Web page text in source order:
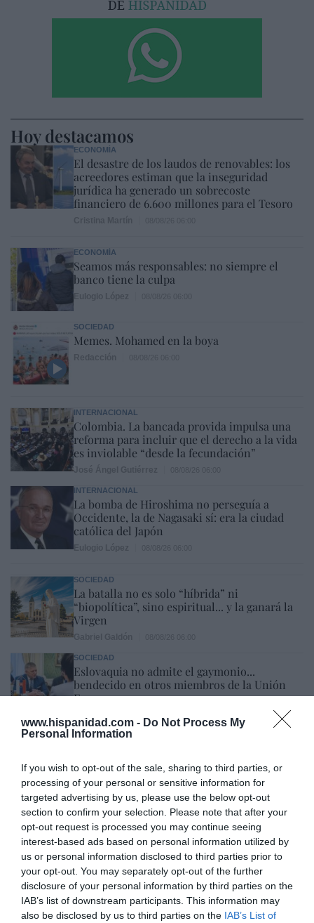
www.hispanidad.com - Do Not Process My
Personal Information
If you wish to opt-out of the sale, sharing to third parties, or
processing of your personal or sensitive information for
targeted advertising by us, please use the below opt-out
section to confirm your selection. Please note that after your
opt-out request is processed you may continue seeing
interest-based ads based on personal information utilized by
us or personal information disclosed to third parties prior to
your opt-out. You may separately opt-out of the further
disclosure of your personal information by third parties on the
IAB’s list of downstream participants. This information may
also be disclosed by us to third parties on the IAB’s List of
Hoy destacamos
ECONOMÍA
El desastre de los laudos de renovables: los
acreedores estiman que la inseguridad
jurídica ha generado un sobrecoste
financiero de 6.600 millones para el Tesoro
ECONOMÍA
Seamos más responsables: no siempre el
banco tiene la culpa
SOCIEDAD
Memes. Mohamed en la boya
INTERNACIONAL
Colombia. La bancada provida impulsa una
reforma para incluir que el derecho a la vida
es inviolable “desde la fecundación”
INTERNACIONAL
La bomba de Hiroshima no perseguía a
Occidente, la de Nagasaki sí: era la ciudad
católica del Japón
SOCIEDAD
La batalla no es solo “híbrida” ni
“biopolítica”, sino espiritual... y la ganará la
Virgen
SOCIEDAD
Eslovaquia no admite el gaymonio...
bendecido en otros miembros de la Unión
Europea
Marcelo Gullo: “El trabajo de desmitificar la
historia, de poner la verdadera, de
desmontar la falsificación, es un trabajo
cristiano"
por Hispanidad
Artículos anteriores
DIARIO DE LA CORRUPCIÓN SANCHISTA